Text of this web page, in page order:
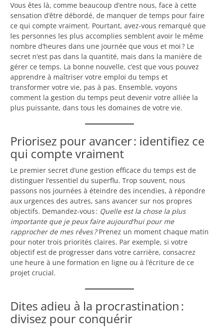
Vous êtes là, comme beaucoup d’entre nous, face à cette
sensation d’être débordé, de manquer de temps pour faire
ce qui compte vraiment. Pourtant, avez-vous remarqué que
les personnes les plus accomplies semblent avoir le même
nombre d’heures dans une journée que vous et moi ? Le
secret n’est pas dans la quantité, mais dans la manière de
gérer ce temps. La bonne nouvelle, c’est que vous pouvez
apprendre à maîtriser votre emploi du temps et
transformer votre vie, pas à pas. Ensemble, voyons
comment la gestion du temps peut devenir votre alliée la
plus puissante, dans tous les domaines de votre vie.
Priorisez pour avancer : identifiez ce
qui compte vraiment
Le premier secret d’une gestion efficace du temps est de
distinguer l’essentiel du superflu. Trop souvent, nous
passons nos journées à éteindre des incendies, à répondre
aux urgences des autres, sans avancer sur nos propres
objectifs. Demandez-vous : Quelle est la chose la plus
importante que je peux faire aujourd’hui pour me
rapprocher de mes rêves ?Prenez un moment chaque matin
pour noter trois priorités claires. Par exemple, si votre
objectif est de progresser dans votre carrière, consacrez
une heure à une formation en ligne ou à l’écriture de ce
projet crucial.
Dites adieu à la procrastination :
divisez pour conquérir